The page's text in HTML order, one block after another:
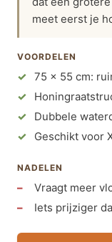
meet eerst je
VOORDELEN
75 x 55 cm:
Dubbele
Geschikt voor
NADELEN
Vraagt meer
Iets prijziger